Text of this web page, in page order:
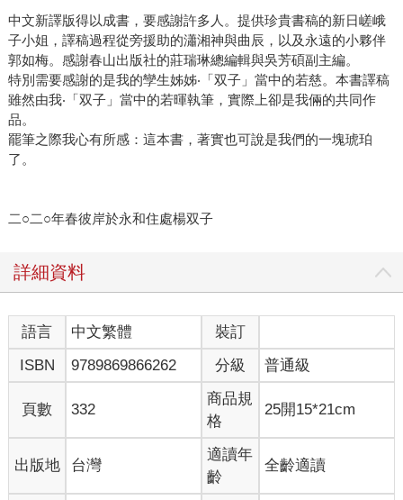
中文新譯版得以成書，要感謝許多人。提供珍貴書稿的新日嵯峨
子小姐，譯稿過程從旁援助的瀟湘神與曲辰，以及永遠的小夥伴
郭如梅。感謝春山出版社的莊瑞琳總編輯與吳芳碩副主編。
特別需要感謝的是我的孿生姊姊‧「双子」當中的若慈。本書譯稿
雖然由我‧「双子」當中的若暉執筆，實際上卻是我倆的共同作
品。
罷筆之際我心有所感：這本書，著實也可說是我們的一塊琥珀
了。
二○二○年春彼岸於永和住處楊双子
詳細資料
語言 中文繁體
裝訂
ISBN
9789869866262 分級 普通級
頁數 332
商品規
格
25開15*21cm
出版地 台灣
適讀年
齡
全齡適讀